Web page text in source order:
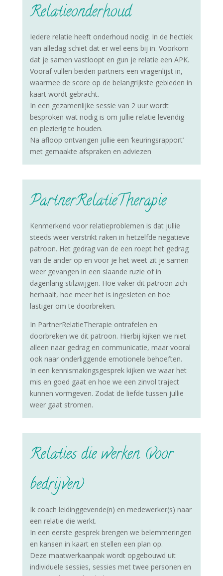
Relatieonderhoud
Iedere relatie heeft onderhoud nodig. In de hectiek
van alledag schiet dat er wel eens bij in. Voorkom
dat je samen vastloopt en gun je relatie een APK.
Vooraf vullen beiden partners een vragenlijst in,
waarmee de score op de belangrijkste gebieden in
kaart wordt gebracht.
In een gezamenlijke sessie van 2 uur wordt
besproken wat nodig is om jullie relatie levendig
en plezierig te houden.
Na afloop ontvangen jullie een ‘keuringsrapport’
met gemaakte afspraken en adviezen
PartnerRelatieTherapie
Kenmerkend voor relatieproblemen is dat jullie
steeds weer verstrikt raken in hetzelfde negatieve
patroon. Het gedrag van de een roept het gedrag
van de ander op en voor je het weet zit je samen
weer gevangen in een slaande ruzie of in
dagenlang stilzwijgen. Hoe vaker dit patroon zich
herhaalt, hoe meer het is ingesleten en hoe
lastiger om te doorbreken.
In PartnerRelatieTherapie ontrafelen en
doorbreken we dit patroon. Hierbij kijken we niet
alleen naar gedrag en communicatie, maar vooral
ook naar onderliggende emotionele behoeften.
In een kennismakingsgesprek kijken we waar het
mis en goed gaat en hoe we een zinvol traject
kunnen vormgeven. Zodat de liefde tussen jullie
weer gaat stromen.
Relaties die werken (voor
bedrijven)
Ik coach leidinggevende(n) en medewerker(s) naar
een relatie die werkt.
In een eerste gesprek brengen we belemmeringen
en kansen in kaart en stellen een plan op.
Deze maatwerkaanpak wordt opgebouwd uit
individuele sessies, sessies met twee personen en